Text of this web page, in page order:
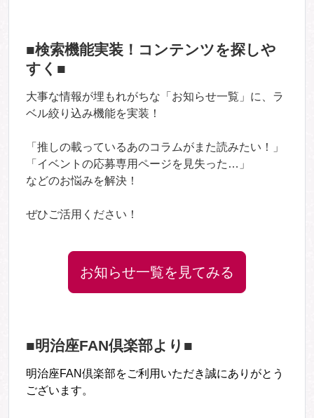
■検索機能実装！コンテンツを探しや
すく■
大事な情報が埋もれがちな「お知らせ一覧」に、ラ
ベル絞り込み機能を実装！
「推しの載っているあのコラムがまた読みたい！」
「イベントの応募専用ページを見失った…」
などのお悩みを解決！
ぜひご活用ください！
お知らせ一覧を見てみる
■明治座FAN倶楽部より■
明治座FAN倶楽部をご利用いただき誠にありがとう
ございます。